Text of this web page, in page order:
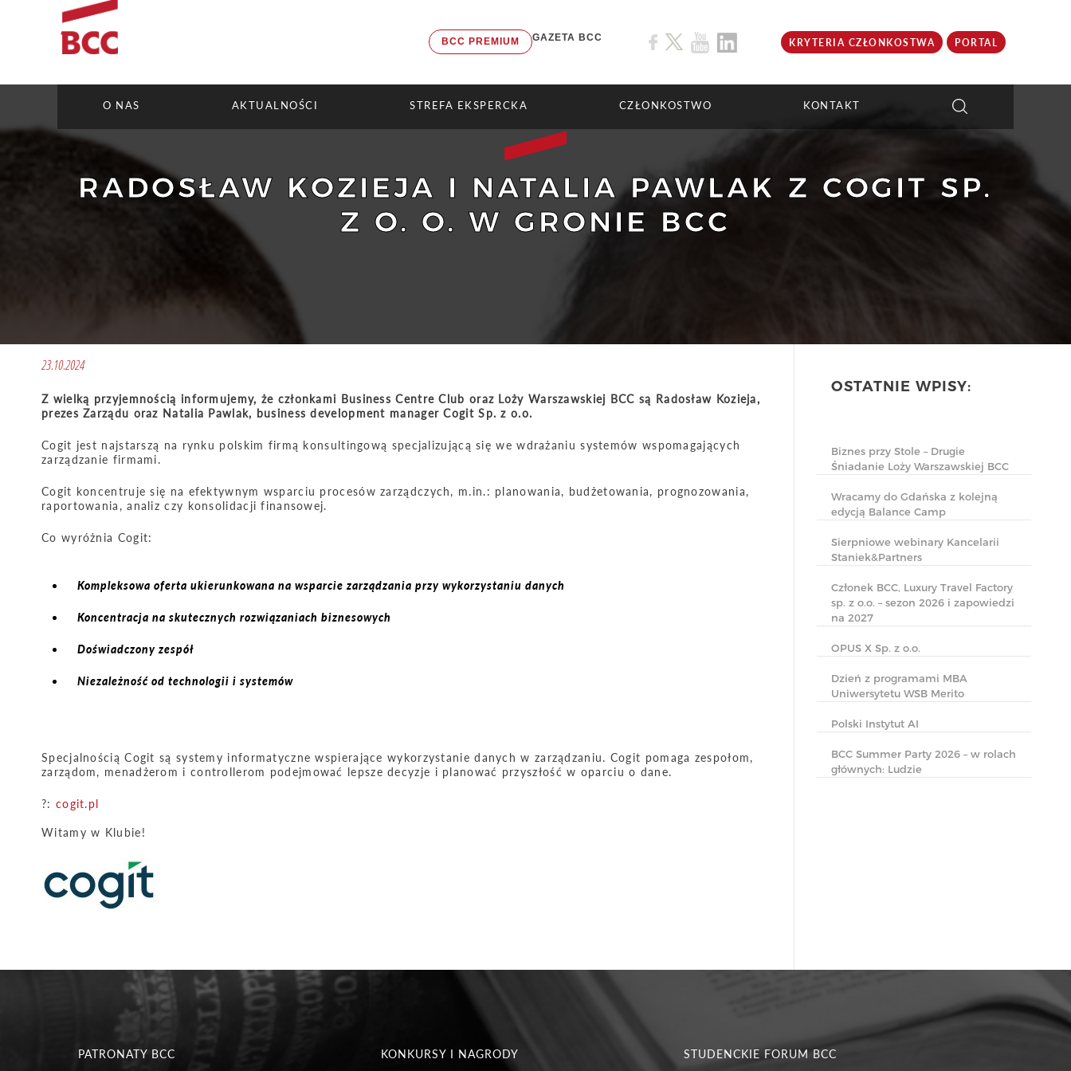
BCC PREMIUM GAZETA BCC KRYTERIA CZŁONKOSTWA PORTAL
O NAS AKTUALNOŚCI STREFA EKSPERCKA CZŁONKOSTWO KONTAKT
RADOSŁAW KOZIEJA I NATALIA PAWLAK Z COGIT SP.
Z O. O. W GRONIE BCC
OSTATNIE WPISY:
Biznes przy Stole – Drugie
Śniadanie Loży Warszawskiej BCC
Wracamy do Gdańska z kolejną
edycją Balance Camp
Sierpniowe webinary Kancelarii
Staniek&Partners
Członek BCC, Luxury Travel Factory
sp. z o.o. – sezon 2026 i zapowiedzi
na 2027
OPUS X Sp. z o.o.
Dzień z programami MBA
Uniwersytetu WSB Merito
Polski Instytut AI
BCC Summer Party 2026 – w rolach
głównych: Ludzie
23.10.2024
Z wielką przyjemnością informujemy, że członkami Business Centre Club oraz Loży Warszawskiej BCC są Radosław Kozieja,
prezes Zarządu oraz Natalia Pawlak, business development manager Cogit Sp. z o.o.
Cogit jest najstarszą na rynku polskim firmą konsultingową specjalizującą się we wdrażaniu systemów wspomagających
zarządzanie firmami.
Cogit koncentruje się na efektywnym wsparciu procesów zarządczych, m.in.: planowania, budżetowania, prognozowania,
raportowania, analiz czy konsolidacji finansowej.
Co wyróżnia Cogit:
Kompleksowa oferta ukierunkowana na wsparcie zarządzania przy wykorzystaniu danych
Koncentracja na skutecznych rozwiązaniach biznesowych
Doświadczony zespół
Niezależność od technologii i systemów
Specjalnością Cogit są systemy informatyczne wspierające wykorzystanie danych w zarządzaniu. Cogit pomaga zespołom,
zarządom, menadżerom i controllerom podejmować lepsze decyzje i planować przyszłość w oparciu o dane.
?: cogit.pl
Witamy w Klubie!
PATRONATY BCC KONKURSY I NAGRODY STUDENCKIE FORUM BCC